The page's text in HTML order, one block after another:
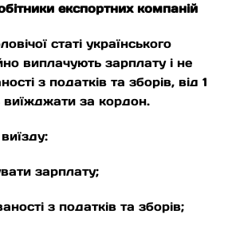
експортних компаній
статі українського
виплачують зарплату і не
з податків та зборів, від 1
за кордон.
зарплату;
з податків та зборів;